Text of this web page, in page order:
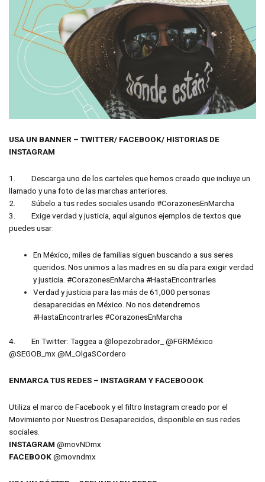
USA UN BANNER – TWITTER/ FACEBOOK/ HISTORIAS DE
INSTAGRAM
1. Descarga uno de los carteles que hemos creado que incluye un
llamado y una foto de las marchas anteriores.
2. Súbelo a tus redes sociales usando #CorazonesEnMarcha
3. Exige verdad y justicia, aquí algunos ejemplos de textos que
puedes usar:
En México, miles de familias siguen buscando a sus seres
queridos. Nos unimos a las madres en su día para exigir verdad
y justicia. #CorazonesEnMarcha #HastaEncontrarles
Verdad y justicia para las más de 61,000 personas
desaparecidas en México. No nos detendremos
#HastaEncontrarles #CorazonesEnMarcha
4. En Twitter: Taggea a @lopezobrador_ @FGRMéxico
@SEGOB_mx @M_OlgaSCordero
ENMARCA TUS REDES – INSTAGRAM Y FACEBOOOK
Utiliza el marco de Facebook y el filtro Instagram creado por el
Movimiento por Nuestros Desaparecidos, disponible en sus redes
sociales.
INSTAGRAM @movNDmx
FACEBOOK@movndmx